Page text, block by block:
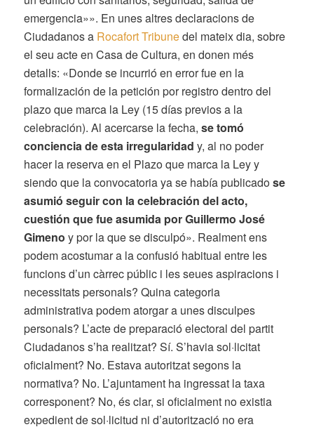
emergencia»». En unes altres declaracions de
Ciudadanos a Rocafort Tribunedel mateix dia, sobre
el seu acte en Casa de Cultura, en donen més
detalls: «Donde se incurrió en error fue en la
formalización de la petición por registro dentro del
plazo que marca la Ley (15 días previos a la
celebración). Al acercarse la fecha,se tomó
conciencia de esta irregularidad y, al no poder
hacer la reserva en el Plazo que marca la Ley y
siendo que la convocatoria ya se había publicadose
asumió seguir con la celebración del acto,
cuestión que fue asumida por Guillermo José
Gimeno y por la que se disculpó». Realment ens
podem acostumar a la confusió habitual entre les
funcions d’un càrrec públic i les seues aspiracions i
necessitats personals? Quina categoria
administrativa podem atorgar a unes disculpes
personals? L’acte de preparació electoral del partit
Ciudadanos s’ha realitzat? Sí. S’havia sol·licitat
oficialment? No. Estava autoritzat segons la
normativa? No. L’ajuntament ha ingressat la taxa
corresponent? No, és clar, si oficialment no existia
expedient de sol·licitud ni d’autorització no era